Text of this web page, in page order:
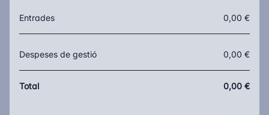
Entrades 0,00 €
Despeses de gestió 0,00 €
Total 0,00 €